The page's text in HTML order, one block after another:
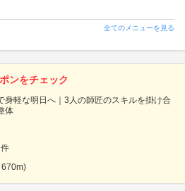
全てのメニューを見る
ンをチェック
身軽な明日へ｜3人の師匠のスキルを掛け合
体
670m)